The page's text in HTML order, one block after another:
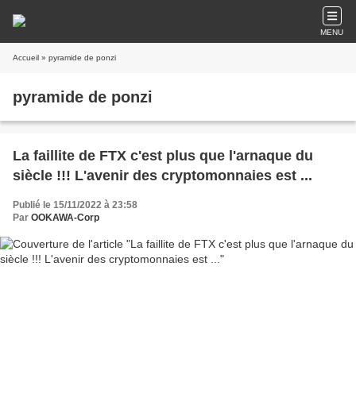
MENU
Accueil » pyramide de ponzi
pyramide de ponzi
La faillite de FTX c'est plus que l'arnaque du
siècle !!! L'avenir des cryptomonnaies est ...
Publié le 15/11/2022 à 23:58
Par OOKAWA-Corp